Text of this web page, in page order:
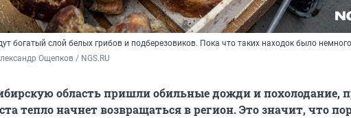
богатый слой белых грибов и подберезовиков. Пока что таких находок было немного
Ощепков / NGS.RU
область пришли обильные дожди и похолодание,
тепло начнет возвращаться в регион. Это значит, что